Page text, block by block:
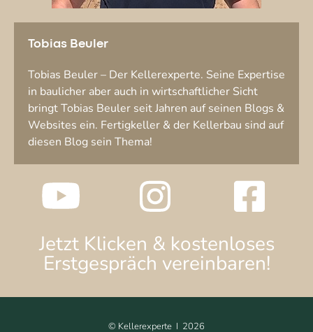
Tobias Beuler
Tobias Beuler – Der Kellerexperte. Seine Expertise
in baulicher aber auch in wirtschaftlicher Sicht
bringt Tobias Beuler seit Jahren auf seinen Blogs &
Websites ein. Fertigkeller & der Kellerbau sind auf
diesen Blog sein Thema!
Jetzt Klicken & kostenloses
Erstgespräch vereinbaren!
© Kellerexperte I 2026